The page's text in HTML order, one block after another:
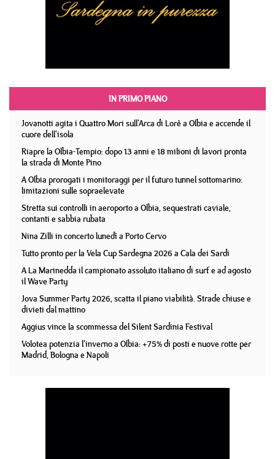
IN PRIMO PIANO
Jovanotti agita i Quattro Mori sull'Arca di Lorè a Olbia e accende il
cuore dell'isola
Riapre la Olbia-Tempio: dopo 13 anni e 18 milioni di lavori pronta
la strada di Monte Pino
A Olbia prorogati i monitoraggi per il futuro tunnel sottomarino:
limitazioni sulle sopraelevate
Stretta sui controlli in aeroporto a Olbia, sequestrati caviale,
contanti e sabbia rubata
Nina Zilli in concerto lunedì a Porto Cervo
Tutto pronto per la Vela Cup Sardegna 2026 a Cala dei Sardi
A La Marinedda il campionato assoluto italiano di surf e ad agosto
il Wave Party
Jova Summer Party 2026, scatta il piano viabilità. Strade chiuse e
divieti dal mattino
Aggius vince la scommessa del Silent Sardinia Festival
Volotea potenzia l'inverno a Olbia: +75% di posti e nuove rotte per
Madrid, Bologna e Napoli